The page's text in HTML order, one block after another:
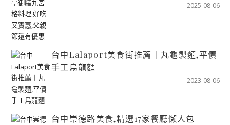
2025-08-06
台中Lalaport美食街推薦｜丸龜製麵,平價
手工烏龍麵
2023-08-06
台中崇德路美食,精選17家餐廳懶人包